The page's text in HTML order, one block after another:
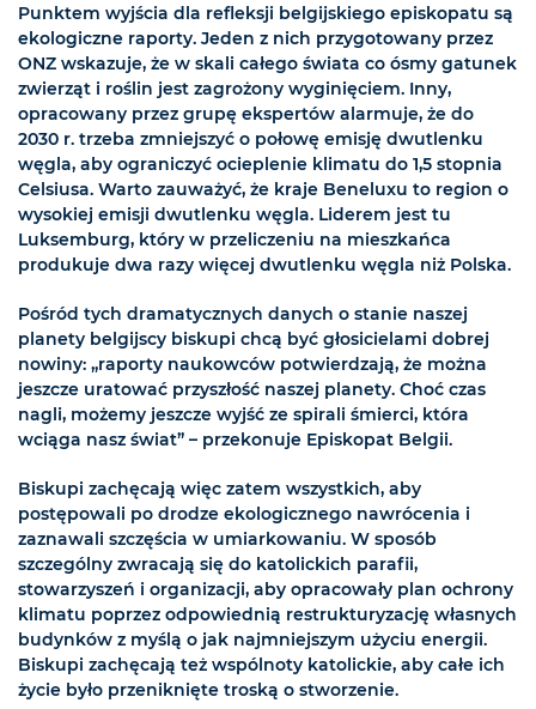
Punktem wyjścia dla refleksji belgijskiego episkopatu są
ekologiczne raporty. Jeden z nich przygotowany przez
ONZ wskazuje, że w skali całego świata co ósmy gatunek
zwierząt i roślin jest zagrożony wyginięciem. Inny,
opracowany przez grupę ekspertów alarmuje, że do
2030 r. trzeba zmniejszyć o połowę emisję dwutlenku
węgla, aby ograniczyć ocieplenie klimatu do 1,5 stopnia
Celsiusa. Warto zauważyć, że kraje Beneluxu to region o
wysokiej emisji dwutlenku węgla. Liderem jest tu
Luksemburg, który w przeliczeniu na mieszkańca
produkuje dwa razy więcej dwutlenku węgla niż Polska.
Pośród tych dramatycznych danych o stanie naszej
planety belgijscy biskupi chcą być głosicielami dobrej
nowiny: „raporty naukowców potwierdzają, że można
jeszcze uratować przyszłość naszej planety. Choć czas
nagli, możemy jeszcze wyjść ze spirali śmierci, która
wciąga nasz świat” – przekonuje Episkopat Belgii.
Biskupi zachęcają więc zatem wszystkich, aby
postępowali po drodze ekologicznego nawrócenia i
zaznawali szczęścia w umiarkowaniu. W sposób
szczególny zwracają się do katolickich parafii,
stowarzyszeń i organizacji, aby opracowały plan ochrony
klimatu poprzez odpowiednią restrukturyzację własnych
budynków z myślą o jak najmniejszym użyciu energii.
Biskupi zachęcają też wspólnoty katolickie, aby całe ich
życie było przeniknięte troską o stworzenie.